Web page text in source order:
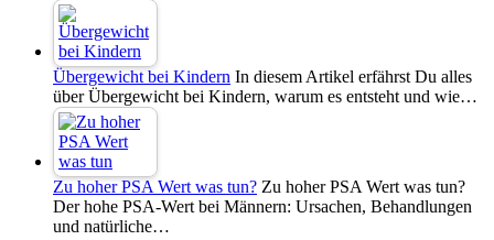
Übergewicht bei Kindern In diesem Artikel erfährst Du alles
über Übergewicht bei Kindern, warum es entsteht und wie…
Zu hoher PSA Wert was tun? Zu hoher PSA Wert was tun?
Der hohe PSA-Wert bei Männern: Ursachen, Behandlungen
und natürliche…